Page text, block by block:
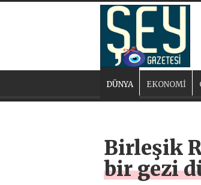
DÜNYA EKONOMİ
Birleşik
bir gezi